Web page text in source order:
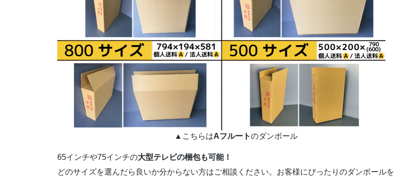
▲こちらはAフルートのダンボール
65インチや75インチの大型テレビの梱包も可能！
どのサイズを選んだら良いか分からない方はご相談ください。お客様にぴったりのダンボールを